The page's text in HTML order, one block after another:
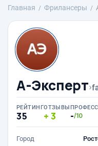
Главная Фрилансеры
А-Эксперт›
РЕЙТИНГ
35
ОТЗЫВЫ
3 -/10
Город